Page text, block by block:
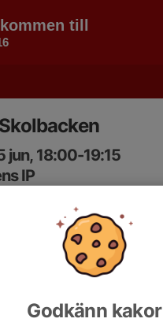
till
jun, 18:00-19:15
IP
Skolbackens IP
Godkänn kakor